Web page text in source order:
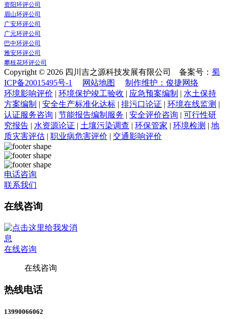
资阳环评公司
眉山环评公司
广安环评公司
广元环评公司
巴中环评公司
雅安环评公司
攀枝花环评公司
Copyright © 2026 四川吉之源科技发展有限公司 备案号： 蜀
ICP备20015495号-1
网站地图
制作维护：俊捷网络
环境影响评价 | 环境保护竣工验收 | 应急预案编制 | 水土保持
方案编制 | 安全生产标准化达标 | 排污口论证 | 环境在线监测 |
认证服务咨询 | 节能报告编制服务 | 安全评价咨询 | 可行性研
究报告 | 水资源论证 | 土壤污染调查 | 环保管家 | 环境检测 | 地
质灾害评估 | 职业病危害评价 | 交通影响评价
电话咨询
联系我们
在线咨询
在线咨询
在线咨询
热线电话
13990066062